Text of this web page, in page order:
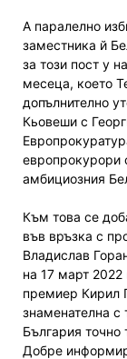
А паралелно
заместника й
за този пост у
месеца, което
допълнително
Кьовеши с
европрокурори
амбициозния
Към това се
във връзка с
Владислав
на 17 март 2022
премиер Кирил
знаменателна
България точно
Добре